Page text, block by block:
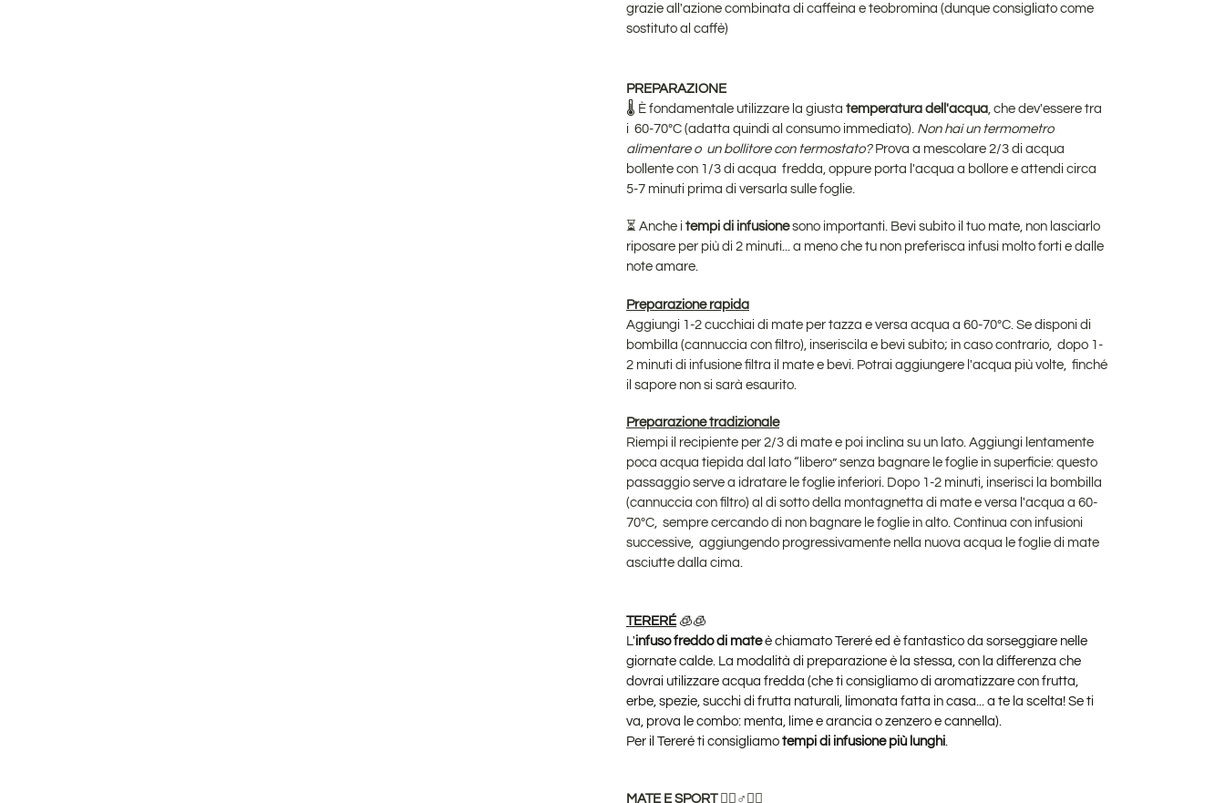
grazie all'azione combinata di caffeina e teobromina (dunque consigliato come
sostituto al caffè)
PREPARAZIONE
🌡️ È fondamentale utilizzare la giusta temperatura dell'acqua , che dev'essere tra
i 60-70ºC (adatta quindi al consumo immediato). Non hai un termometro
alimentare o un bollitore con termostato?Prova a mescolare 2/3 di acqua
bollente con 1/3 di acqua fredda, oppure porta l'acqua a bollore e attendi circa
5-7 minuti prima di versarla sulle foglie.
⏳ Anche i tempi di infusionesono importanti. Bevi subito il tuo mate, non lasciarlo
riposare per più di 2 minuti... a meno che tu non preferisca infusi molto forti e dalle
note amare.
Preparazione rapida
Aggiungi 1-2 cucchiai di mate per tazza e versa acqua a 60-70ºC. Se disponi di
bombilla (cannuccia con filtro), inseriscila e bevi subito; in caso contrario, dopo 1-
2 minuti di infusione filtra il mate e bevi. Potrai aggiungere l'acqua più volte, finché
il sapore non si sarà esaurito.
Preparazione tradizionale
Riempi il recipiente per 2/3 di mate e poi inclina su un lato. Aggiungi lentamente
poca acqua tiepida dal lato “libero” senza bagnare le foglie in superficie: questo
passaggio serve a idratare le foglie inferiori. Dopo 1-2 minuti, inserisci la bombilla
(cannuccia con filtro) al di sotto della montagnetta di mate e versa l'acqua a 60-
70ºC, sempre cercando di non bagnare le foglie in alto. Continua con infusioni
successive, aggiungendo progressivamente nella nuova acqua le foglie di mate
asciutte dalla cima.
TERERÉ🧊🧊
L'infuso freddo di mateè chiamato Tereré ed è fantastico da sorseggiare nelle
giornate calde. La modalità di preparazione è la stessa, con la differenza che
dovrai utilizzare acqua fredda (che ti consigliamo di aromatizzare con frutta,
erbe, spezie, succhi di frutta naturali, limonata fatta in casa... a te la scelta! Se ti
va, prova le combo: menta, lime e arancia o zenzero e cannella).
Per il Tereré ti consigliamo tempi di infusione più lunghi
MATE E SPORT⛹🏻♂️🏋🏻